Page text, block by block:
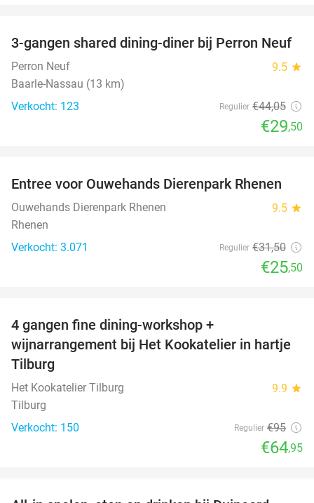
33%
3-gangen shared dining-diner bij Perron Neuf
Perron Neuf 9.5 star
Baarle-Nassau (13 km)
Verkocht: 123
Regulier €44,05
€29,50
19%
Entree voor Ouwehands Dierenpark Rhenen
Ouwehands Dierenpark Rhenen 9.5 star
Rhenen
Verkocht: 3.071
Regulier €31,50
€25,50
4 gangen fine dining-workshop +
wijnarrangement bij Het Kookatelier in hartje
Tilburg
Het Kookatelier Tilburg 9.9 star
Tilburg
Verkocht: 150
Regulier €95
€64,95